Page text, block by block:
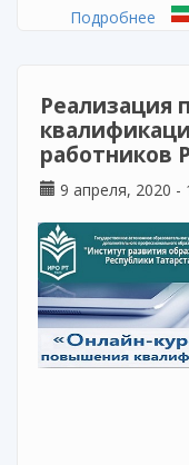
Подробнее о
Реализация
работников
9 апреля, 2020 -